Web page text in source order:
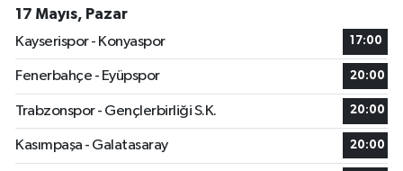
17 Mayıs, Pazar
Kayserispor - Konyaspor
17:00
Fenerbahçe - Eyüpspor 20:00
Trabzonspor - Gençlerbirliği S.K. 20:00
Kasımpaşa - Galatasaray 20:00